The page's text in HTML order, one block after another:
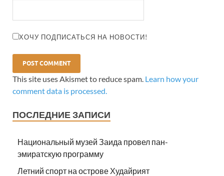
ХОЧУ ПОДПИСАТЬСЯ НА НОВОСТИ!
This site uses Akismet to reduce spam. Learn how your
comment data is processed.
ПОСЛЕДНИЕ ЗАПИСИ
Национальный музей Заида провел пан-
эмиратскую программу
Летний спорт на острове Худайрият